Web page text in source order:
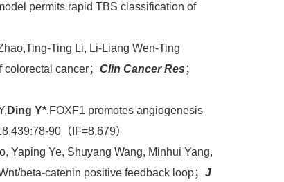
permits rapid TBS classification of
Ting Li, Li-Liang Wen-Ting
cancer； Clin Cancer Res ；
Ding Y*.FOXF1 promotes angiogenesis
90（IF=8.679）
Yaping Ye, Shuyang Wang, Minhui Yang,
beta-catenin positive feedback loop； J